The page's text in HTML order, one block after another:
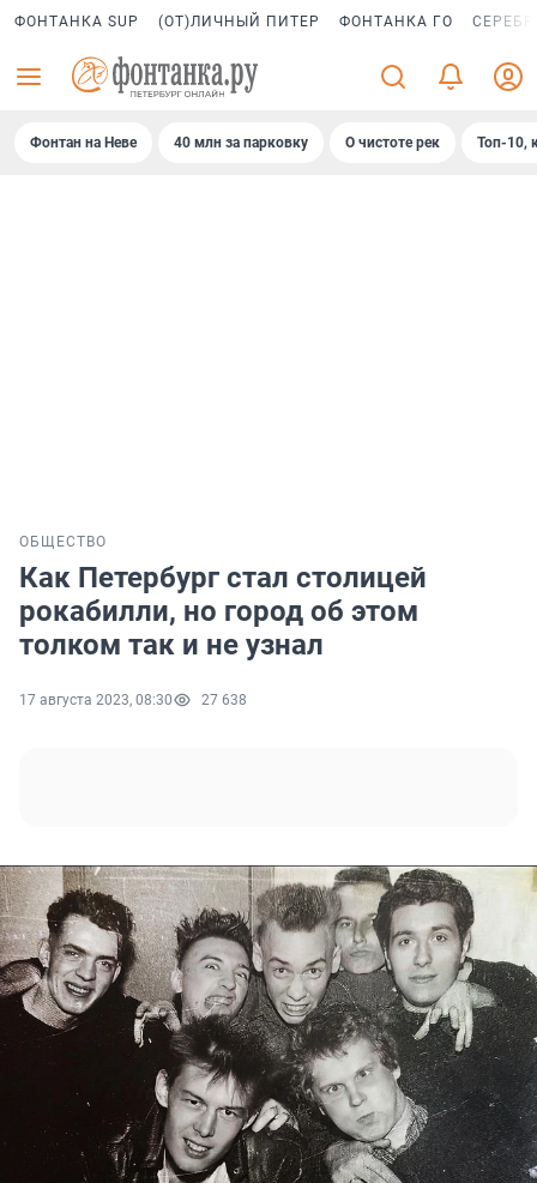
ФОНТАНКА SUP (ОТ)ЛИЧНЫЙ ПИТЕР ФОНТАНКА ГО
Фонтан на Неве 40 млн за парковку О чистоте рек Топ-10,
ОБЩЕСТВО
Как Петербург стал столицей
рокабилли, но город об этом
толком так и не узнал
17 августа 2023, 08:30 27 638